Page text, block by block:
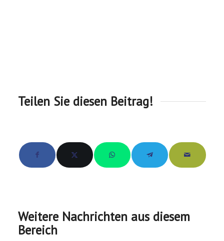
Teilen Sie diesen Beitrag!
Weitere Nachrichten aus diesem
Bereich